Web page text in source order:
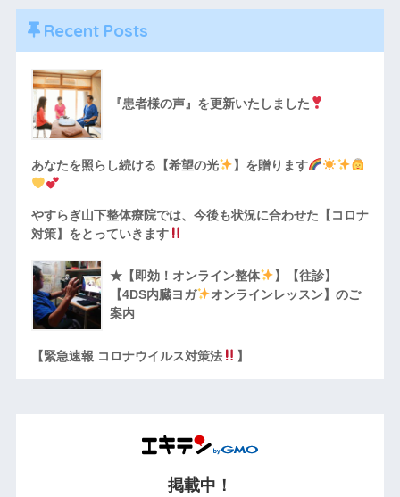
Recent Posts
『患者様の声』を更新いたしました
あなたを照らし続ける【希望の光 】を贈ります
やすらぎ山下整体療院では、今後も状況に合わせた【コロナ
対策】をとっていきます
★【即効！オンライン整体
】【往診】
【4DS内臓ヨガ
オンラインレッスン】のご
案内
【緊急速報 コロナウイルス対策法 】